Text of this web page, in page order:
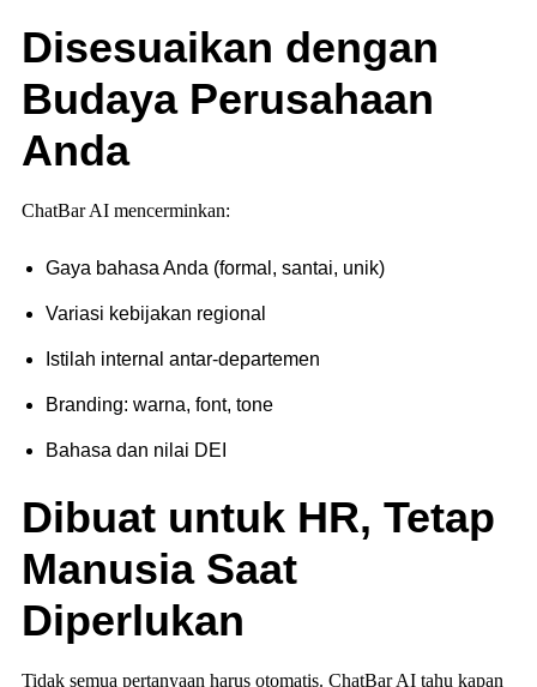
Disesuaikan dengan
Budaya Perusahaan
Anda
ChatBar AI mencerminkan:
Gaya bahasa Anda (formal, santai, unik)
Variasi kebijakan regional
Istilah internal antar-departemen
Branding: warna, font, tone
Bahasa dan nilai DEI
Dibuat untuk HR, Tetap
Manusia Saat
Diperlukan
Tidak semua pertanyaan harus otomatis. ChatBar AI tahu kapan